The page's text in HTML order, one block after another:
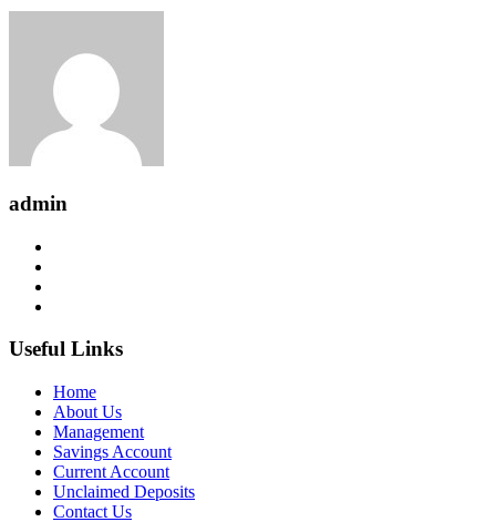
admin
Useful Links
Home
About Us
Management
Savings Account
Current Account
Unclaimed Deposits
Contact Us